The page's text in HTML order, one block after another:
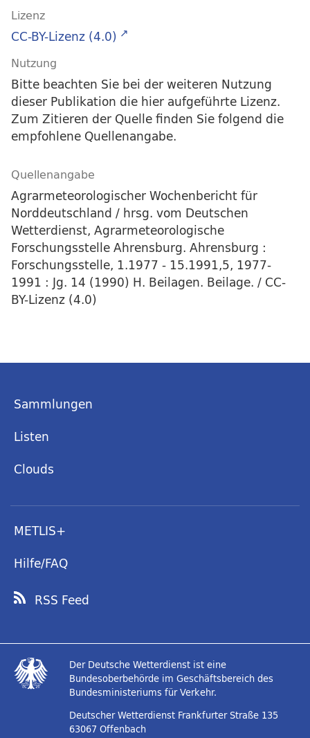
Lizenz
CC-BY-Lizenz (4.0)
Nutzung
Bitte beachten Sie bei der weiteren Nutzung
dieser Publikation die hier aufgeführte Lizenz.
Zum Zitieren der Quelle finden Sie folgend die
empfohlene Quellenangabe.
Quellenangabe
Agrarmeteorologischer Wochenbericht für
Norddeutschland / hrsg. vom Deutschen
Wetterdienst, Agrarmeteorologische
Forschungsstelle Ahrensburg. Ahrensburg :
Forschungsstelle, 1.1977 - 15.1991,5, 1977-
1991 : Jg. 14 (1990) H. Beilagen. Beilage. / CC-
BY-Lizenz (4.0)
Sammlungen
Listen
Clouds
METLIS+
Hilfe/FAQ
RSS Feed
Der Deutsche Wetterdienst ist eine
Bundesoberbehörde im Geschäftsbereich des
Bundesministeriums für Verkehr.
Deutscher Wetterdienst Frankfurter Straße 135
63067 Offenbach